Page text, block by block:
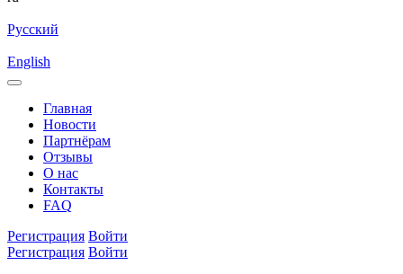
Русский
English
Главная
Новости
Партнёрам
Отзывы
О нас
Контакты
FAQ
Регистрация Войти
Регистрация Войти